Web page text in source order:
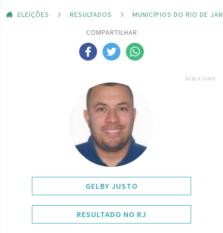
ELEIÇÕES RESULTADOS
MUNICÍPIOS DO RIO DE
COMPARTILHAR
PUBLICIDADE
GELBY JUSTO
RESULTADO NO RJ